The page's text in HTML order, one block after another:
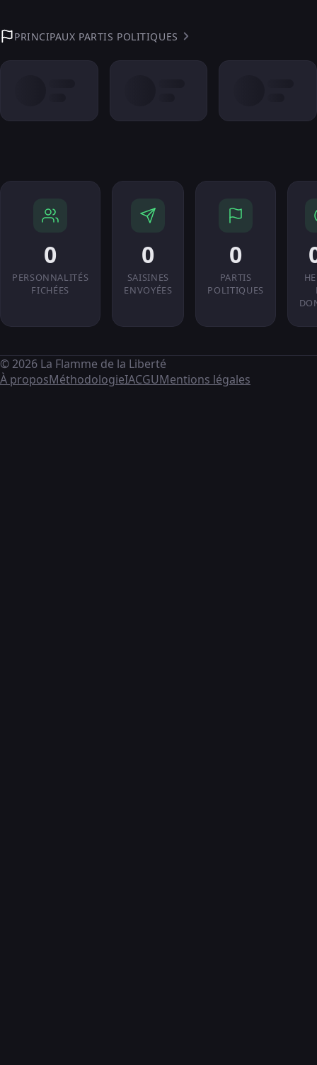
PRINCIPAUX PARTIS POLITIQUES
0
PERSONNALITÉS
FICHÉES
0
SAISINES
ENVOYÉES
0
PARTIS
POLITIQUES
© 2026 La Flamme de la Liberté
À proposMéthodologieIACGUMentions légales